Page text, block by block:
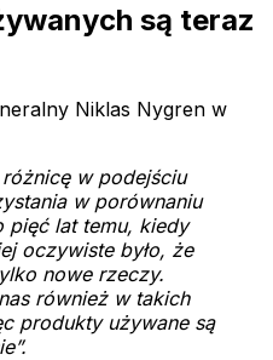
są teraz
Niklas Nygren w
w podejściu
w porównaniu
pięć lat temu, kiedy
oczywiste było, że
nowe rzeczy.
również w takich
produkty używane są